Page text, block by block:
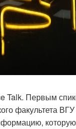
Talk. Первым
факультета